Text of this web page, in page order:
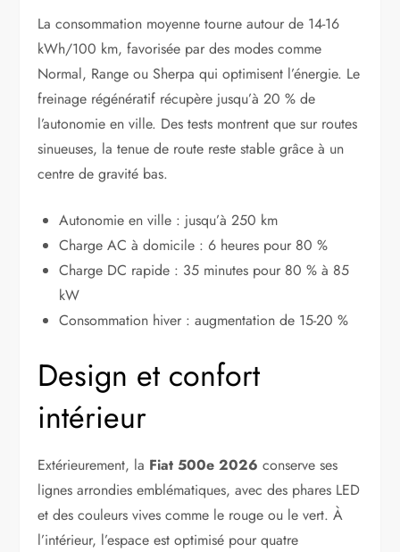
La consommation moyenne tourne autour de 14-16
kWh/100 km, favorisée par des modes comme
Normal, Range ou Sherpa qui optimisent l’énergie. Le
freinage régénératif récupère jusqu’à 20 % de
l’autonomie en ville. Des tests montrent que sur routes
sinueuses, la tenue de route reste stable grâce à un
centre de gravité bas.
Autonomie en ville : jusqu’à 250 km
Charge AC à domicile : 6 heures pour 80 %
Charge DC rapide : 35 minutes pour 80 % à 85
kW
Consommation hiver : augmentation de 15-20 %
Design et confort
intérieur
Extérieurement, la Fiat 500e 2026 conserve ses
lignes arrondies emblématiques, avec des phares LED
et des couleurs vives comme le rouge ou le vert. À
l’intérieur, l’espace est optimisé pour quatre